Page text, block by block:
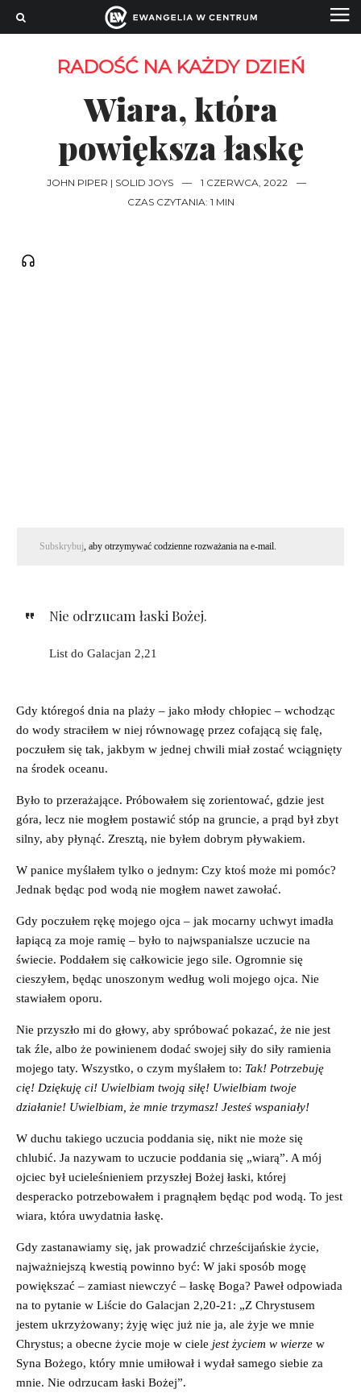
RADOŚĆ NA KAŻDY DZIEŃ
Wiara, która
powiększa łaskę
JOHN PIPER | SOLID JOYS — 1 CZERWCA, 2022
—
CZAS CZYTANIA: 1 MIN
Subskrybuj , aby otrzymywać codzienne rozważania na e-mail.
Nie odrzucam łaski Bożej.
List do Galacjan 2,21
Gdy któregoś dnia na plaży – jako młody chłopiec – wchodząc
do wody straciłem w niej równowagę przez cofającą się falę,
poczułem się tak, jakbym w jednej chwili miał zostać wciągnięty
na środek oceanu.
Było to przerażające. Próbowałem się zorientować, gdzie jest
góra, lecz nie mogłem postawić stóp na gruncie, a prąd był zbyt
silny, aby płynąć. Zresztą, nie byłem dobrym pływakiem.
W panice myślałem tylko o jednym: Czy ktoś może mi pomóc?
Jednak będąc pod wodą nie mogłem nawet zawołać.
Gdy poczułem rękę mojego ojca – jak mocarny uchwyt imadła
łapiącą za moje ramię – było to najwspanialsze uczucie na
świecie. Poddałem się całkowicie jego sile. Ogromnie się
cieszyłem, będąc unoszonym według woli mojego ojca. Nie
stawiałem oporu.
Nie przyszło mi do głowy, aby spróbować pokazać, że nie jest
tak źle, albo że powinienem dodać swojej siły do siły ramienia
mojego taty. Wszystko, o czym myślałem to: Tak! Potrzebuję
cię! Dziękuję ci! Uwielbiam twoją siłę! Uwielbiam twoje
działanie! Uwielbiam że mnie trzymasz! Jesteś wspaniały!
W duchu takiego uczucia poddania się, nikt nie może się
chlubić. Ja nazywam to uczucie poddania się „wiarą”. A mój
ojciec był ucieleśnieniem przyszłej Bożej łaski, której
desperacko potrzebowałem i pragnąłem będąc pod wodą. To jest
wiara, która uwydatnia łaskę.
Gdy zastanawiamy się, jak prowadzić chrześcijańskie życie,
najważniejszą kwestią powinno być: W jaki sposób mogę
powiększać – zamiast niewczyć – łaskę Boga? Paweł odpowiada
na to pytanie w Liście do Galacjan 2,20-21: „Z Chrystusem
jestem ukrzyżowany; żyję więc już nie ja, ale żyje we mnie
Chrystus; a obecne życie moje w ciele jest życiem w wierze w
Syna Bożego, który mnie umiłował i wydał samego siebie za
mnie. Nie odrzucam łaski Bożej”.